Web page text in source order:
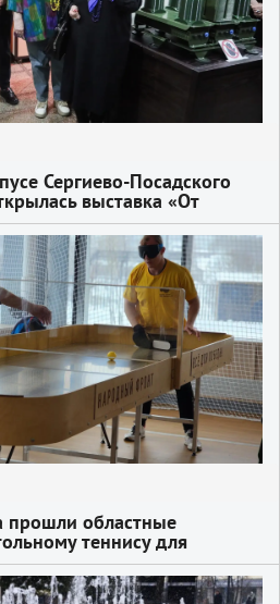
Сергиево-Посадского
выставка «От
прошли областные
теннису для